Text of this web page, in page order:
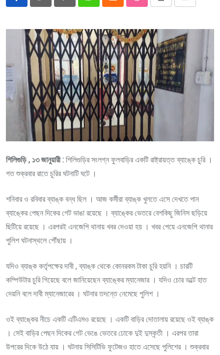
PinterestWhatsappCloud StumbleUpon
Print
Share
Email
শিলিগুড়ি , ১৩ জানুয়ারী : শিলিগুড়ির সংলগ্ন ফুলবাড়ির একটি রাষ্ট্রায়ত্ত ব্যাঙ্কে চুরি ।
গত শুক্রবার রাতে চুরির ঘটনাটি ঘটে ।
শনিবার ও রবিবার ব্যাঙ্ক বন্ধ ছিল । আজ কর্মীরা ব্যাঙ্ক খুলতে এসে দেখতে পান
ব্যাঙ্কের পেছন দিকের গেট ভাঙা রয়েছে । ব্যাঙ্কের ভেতরে বেশকিছু জিনিস ছড়িয়ে
ছিটিয়ে রয়েছে । এরপরই এনজেপি থানায় খবর দেওয়া হয় । খবর পেয়ে এনজেপি থানার
পুলিশ ঘটনাস্থলে পৌঁছায় ।
যদিও ব্যাঙ্ক কর্তৃপক্ষের দাবী , ব্যাঙ্ক থেকে কোনরকম টাকা চুরি হয়নি । চারটি
কম্পিউটার চুরি গিয়েছে বলে জানিয়েছেন ব্যাঙ্কের ম্যানেজার । যদিও চোর ভল্টে হাত
দেয়নি বলে দাবী ম্যানেজারের । ঘটনার তদন্তে নেমেছে পুলিশ ।
ওই ব্যাঙ্কের নীচে একটি এটিএমও রয়েছে । একটি বাড়ির দোতালায় রয়েছে ওই ব্যাঙ্ক
। সেই বাড়ির পেছন দিকের গেট ভেঙে ভেতরে ঢোকে দুই দুস্কৃতী । এরপর তারা
উপরের দিকে উঠে যায় । ঘটনায় সিসিটিভি ফুটেজও হাতে এসেছে পুলিশের । শুক্রবার